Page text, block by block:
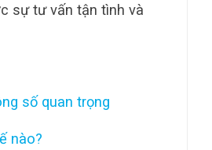
sự tư vấn tận tình và
số quan trọng
nào?